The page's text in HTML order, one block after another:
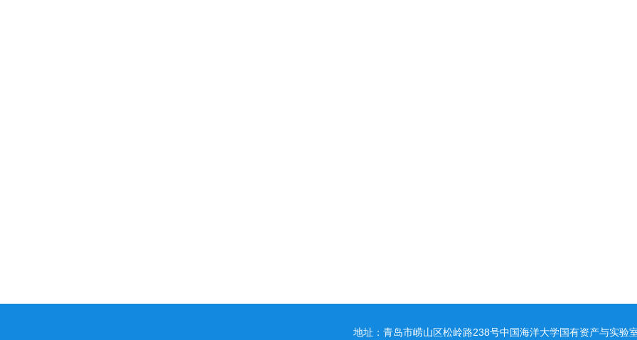
地址：青岛市崂山区松岭路238号中国海洋大学国有资产与实验